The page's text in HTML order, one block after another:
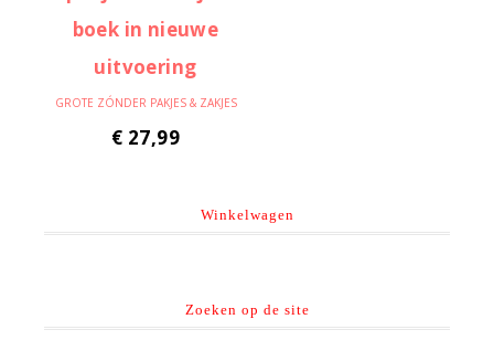
GROTE ZÓNDER PAKJES & ZAKJES
€ 27,99
Winkelwagen
Zoeken op de site